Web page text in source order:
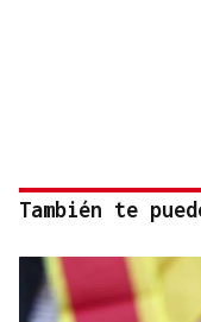
También te